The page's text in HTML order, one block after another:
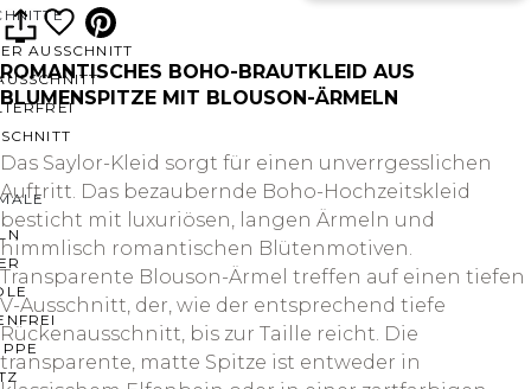
AUSSCHNITT
ROMANTISCHES BOHO-BRAUTKLEID AUS
BLUMENSPITZE MIT BLOUSON-ÄRMELN
Das Saylor-Kleid sorgt für einen unverrgesslichen
Auftritt. Das bezaubernde Boho-Hochzeitskleid
besticht mit luxuriösen, langen Ärmeln und
himmlisch romantischen Blütenmotiven.
Transparente Blouson-Ärmel treffen auf einen tiefen
V-Ausschnitt, der, wie der entsprechend tiefe
Rückenausschnitt, bis zur Taille reicht. Die
transparente, matte Spitze ist entweder in